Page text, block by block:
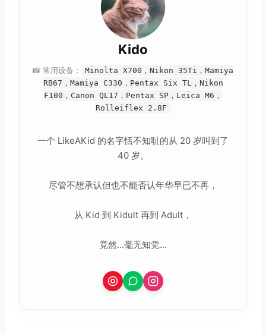
Kido
📸 常用设备：
Minolta X700，Nikon 35Ti，Mamiya
RB67，Mamiya C330，Pentax Six TL，Nikon
F100，Canon QL17，Pentax SP，Leica M6，
Rolleiflex 2.8F
一个 LikeAKid 的名字恬不知耻的从 20 岁叫到了
40 岁。
尽管不想承认但也不能否认年华早已不再，
从 Kid 到 Kidult 再到 Adult，
竟然...毫无知觉...